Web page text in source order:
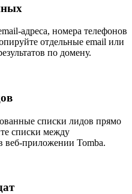
адреса, номера телефонов
отдельные email или
по домену.
списки лидов прямо
списки между
веб-приложении Tomba.